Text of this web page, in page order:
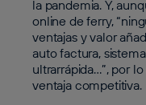
la pandemia. Y,
online de ferry,
ventajas y valor
auto factura,
ultrarrápida…”, por
ventaja competitiva.